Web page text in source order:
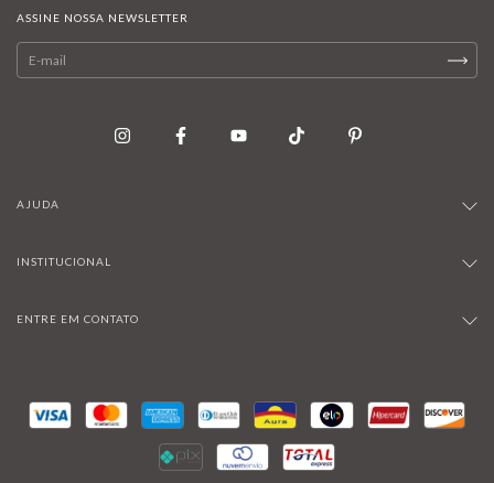
ASSINE NOSSA NEWSLETTER
AJUDA
INSTITUCIONAL
ENTRE EM CONTATO